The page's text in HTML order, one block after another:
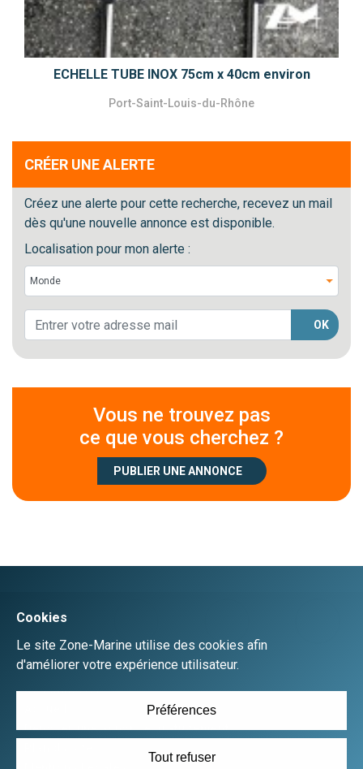
ECHELLE TUBE INOX 75cm x 40cm environ
Port-Saint-Louis-du-Rhône
CRÉER UNE ALERTE
Créez une alerte pour cette recherche, recevez un mail
dès qu'une nouvelle annonce est disponible.
Localisation pour mon alerte :
OK
Vous ne trouvez pas
ce que vous cherchez ?
PUBLIER UNE ANNONCE
Créer un compte
Se connecter
Déposer une annonce gratuitement